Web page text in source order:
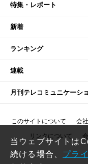
特集・レポート
新着
ランキング
連載
月刊テレコミュニケーシ
このサイトについて 会
リンクについて
当ウェブサイトは
続ける場合、 プラ